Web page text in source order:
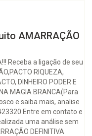
AMARRAÇÃO
Receba a ligação de seu
RIQUEZA,
DINHEIRO PODER E
MAGIA BRANCA(Para
e saiba mais, analise
Entre em contato e
uma análise sem
DEFINITIVA